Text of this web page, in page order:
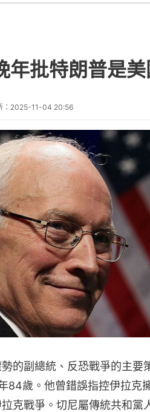
批特朗普是
2025-11-04 20:56
的副總統、反恐戰爭的主要
84歲。他曾錯誤指控伊拉克
克戰爭。切尼屬傳統共和黨